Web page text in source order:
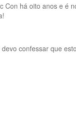
Con há oito anos e é
confessar que